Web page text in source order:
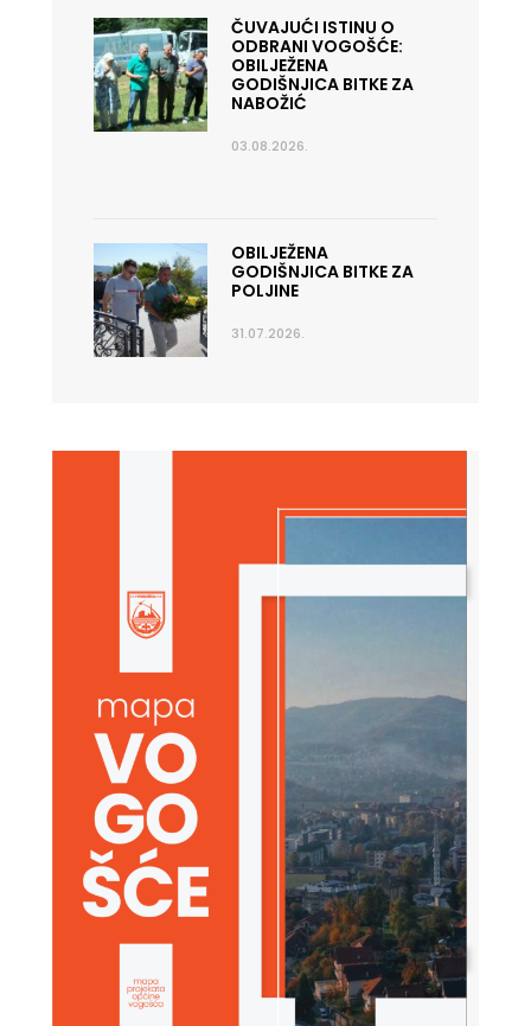
ČUVAJUĆI ISTINU O
ODBRANI VOGOŠĆE:
OBILJEŽENA
GODIŠNJICA BITKE ZA
NABOŽIĆ
03.08.2026.
OBILJEŽENA
GODIŠNJICA BITKE ZA
POLJINE
31.07.2026.